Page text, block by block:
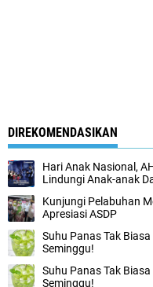
DIREKOMENDASIKAN
Hari Anak Nasional,
Lindungi Anak-anak
Kunjungi Pelabuhan
Apresiasi ASDP
Suhu Panas Tak
Seminggu!
Suhu Panas Tak
Seminggu!